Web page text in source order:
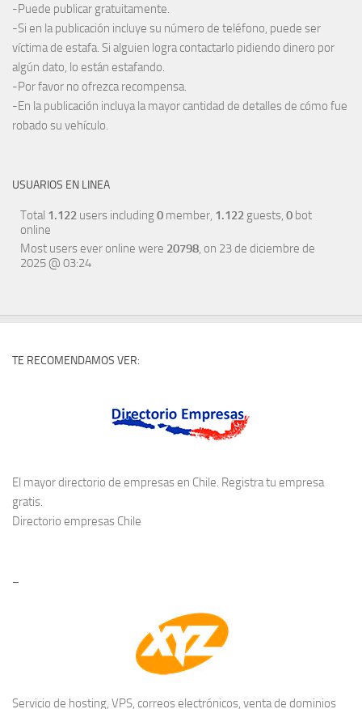
-Puede publicar gratuitamente.
-Si en la publicación incluye su número de teléfono, puede ser
víctima de estafa. Si alguien logra contactarlo pidiendo dinero por
algún dato, lo están estafando.
-Por favor no ofrezca recompensa.
-En la publicación incluya la mayor cantidad de detalles de cómo fue
robado su vehículo.
USUARIOS EN LINEA
Total 1.122 users including0 member, 1.122 guests, 0 bot
online
Most users ever online were 20798, on 23 de diciembre de
2025 @ 03:24
TE RECOMENDAMOS VER:
El mayor directorio de empresas en Chile. Registra tu empresa
gratis.
Directorio empresas Chile
–
Servicio de hosting, VPS, correos electrónicos, venta de dominios